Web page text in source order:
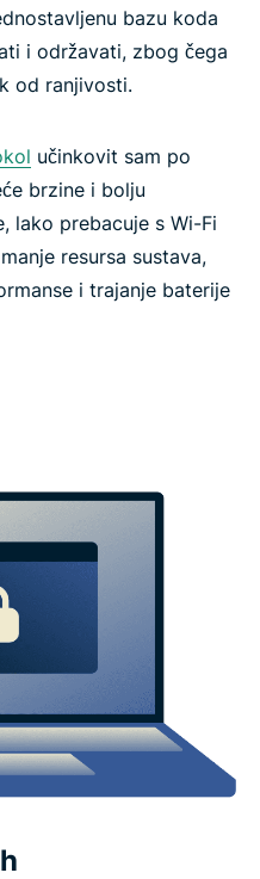
bazu koda
i održavati, zbog čega
od ranjivosti.
učinkovit sam po
brzine i bolju
lako prebacuje s Wi-Fi
resursa sustava,
i trajanje baterije